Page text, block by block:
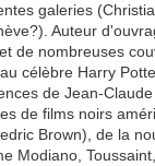
galeries
Auteur
de nombreuses
célèbre Harry
de Jean-
de films noirs
Brown), de la
Modiano,